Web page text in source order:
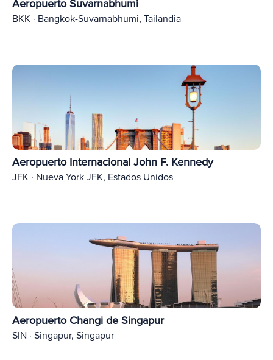
Aeropuerto Suvarnabhumi
BKK · Bangkok-Suvarnabhumi, Tailandia
Aeropuerto Internacional John F. Kennedy
JFK · Nueva York JFK, Estados Unidos
Aeropuerto Changi de Singapur
SIN · Singapur, Singapur